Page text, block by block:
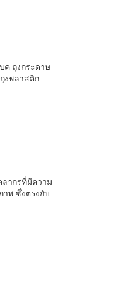
ค ถุงกระดาษ
งพลาสติก
ากรที่มีความ
พ ซึ่งตรงกับ